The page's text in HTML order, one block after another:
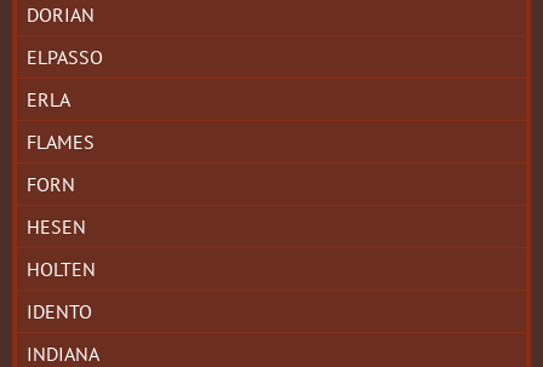
DORIAN
ELPASSO
ERLA
FLAMES
FORN
HESEN
HOLTEN
IDENTO
INDIANA